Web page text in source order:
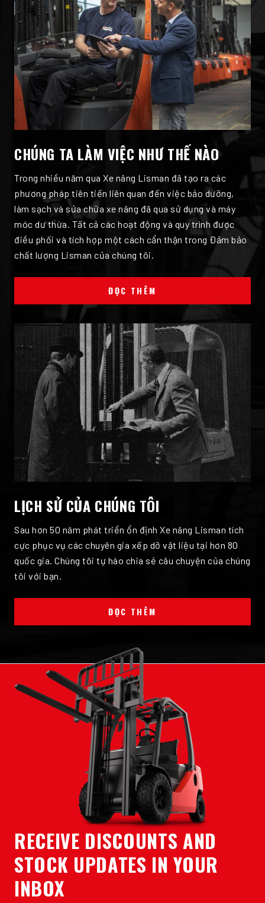
CHÚNG TA LÀM VIỆC NHƯ THẾ NÀO
Trong nhiều năm qua Xe nâng Lisman đã tạo ra các
phương pháp tiên tiến liên quan đến việc bảo dưỡng,
làm sạch và sửa chữa xe nâng đã qua sử dụng và máy
móc dư thừa. Tất cả các hoạt động và quy trình được
điều phối và tích hợp một cách cẩn thận trong Đảm bảo
chất lượng Lisman của chúng tôi.
ĐỌC THÊM
LỊCH SỬ CỦA CHÚNG TÔI
Sau hơn 50 năm phát triển ổn định Xe nâng Lisman tích
cực phục vụ các chuyên gia xếp dỡ vật liệu tại hơn 80
quốc gia. Chúng tôi tự hào chia sẻ câu chuyện của chúng
tôi với bạn.
ĐỌC THÊM
RECEIVE DISCOUNTS AND
STOCK UPDATES IN YOUR
INBOX